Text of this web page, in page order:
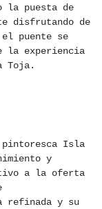
la puesta de
disfrutando de
puente se
la experiencia
Toja.
Isla
y
a la oferta
refinada y su